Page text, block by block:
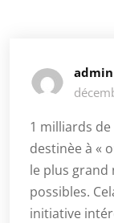
admin
1 milliards
destinèe à «
le plus
possibles.
initiative